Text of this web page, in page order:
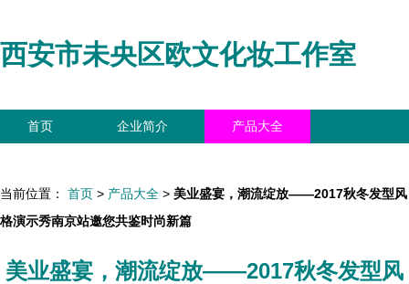
西安市未央区欧文化妆工作室
首页 企业简介 产品大全
当前位置： 首页 > 产品大全 > 美业盛宴，潮流绽放——2017秋冬发型风
格演示秀南京站邀您共鉴时尚新篇
美业盛宴，潮流绽放——2017秋冬发型风